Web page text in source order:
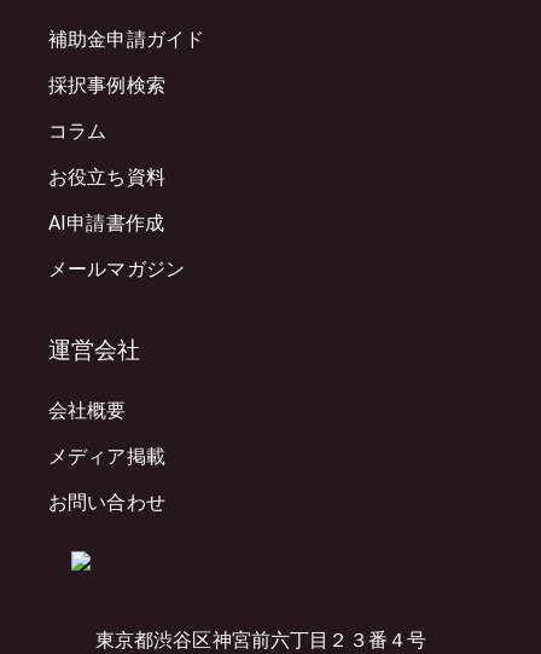
東京都渋谷区神宮前六丁目２３番４号
補助金申請ガイド
採択事例検索
コラム
お役立ち資料
AI申請書作成
メールマガジン
運営会社
会社概要
メディア掲載
お問い合わせ